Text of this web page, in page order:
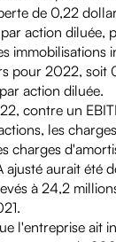
de 0,22
action diluée,
pour 2022,
action diluée.
contre un
les
charges
ajusté aurait été
à 24,2
l'entreprise ait